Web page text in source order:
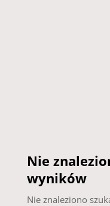
Nie
wyników
Nie znaleziono